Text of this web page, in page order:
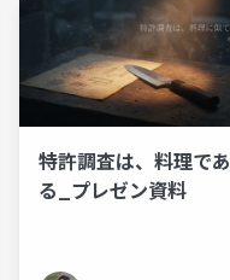
特許調査は、料理であ
る_プレゼン資料